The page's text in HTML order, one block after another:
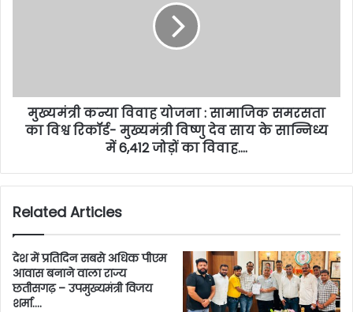
मुख्यमंत्री कन्या विवाह योजना : सामाजिक समरसता
का विश्व रिकॉर्ड- मुख्यमंत्री विष्णु देव साय के सान्निध्य
में 6,412 जोड़ों का विवाह….
Related Articles
देश में प्रतिदिन सबसे अधिक पीएम
आवास बनाने वाला राज्य
छतीसगढ़ – उपमुख्यमंत्री विजय
शर्मा….